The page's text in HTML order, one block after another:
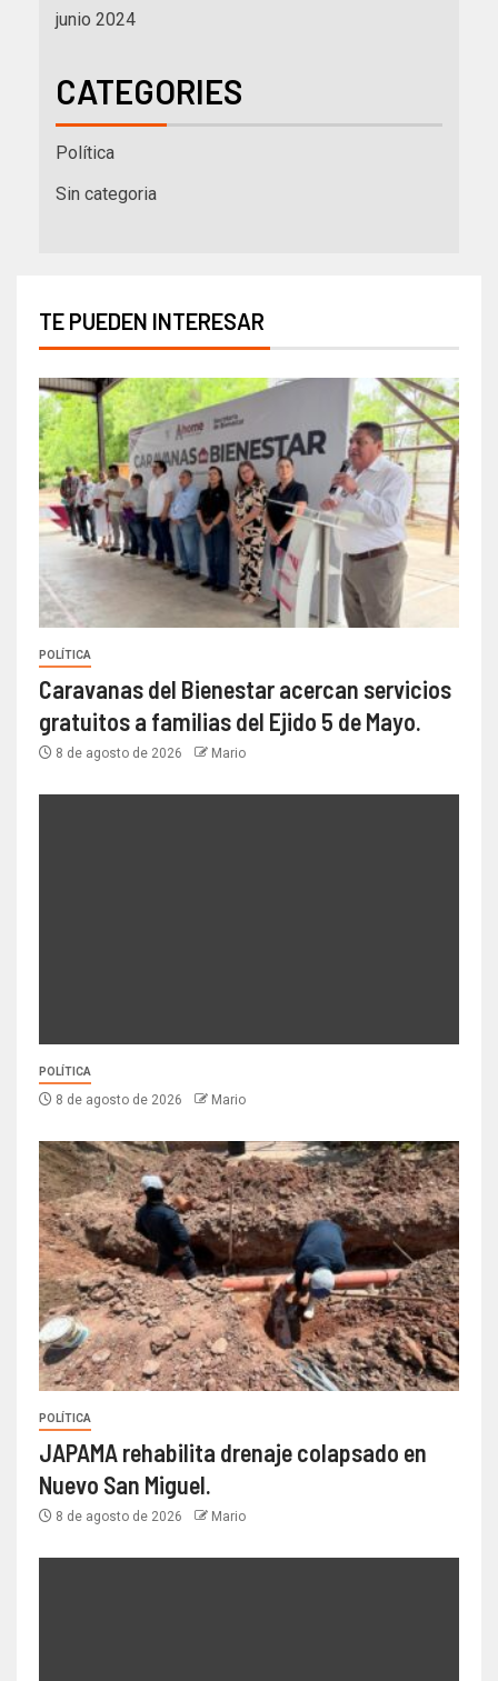
junio 2024
CATEGORIES
Política
Sin categoria
TE PUEDEN INTERESAR
POLÍTICA
Caravanas del Bienestar acercan servicios
gratuitos a familias del Ejido 5 de Mayo.
8 de agosto de 2026 Mario
POLÍTICA
8 de agosto de 2026 Mario
POLÍTICA
JAPAMA rehabilita drenaje colapsado en
Nuevo San Miguel.
8 de agosto de 2026 Mario